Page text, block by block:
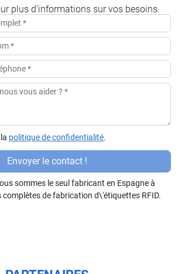
plus d'informations sur vos besoins.
politique de confidentialité.
Envoyer le contact !
sommes le seul fabricant en Espagne à
complètes de fabrication d\'étiquettes RFID.